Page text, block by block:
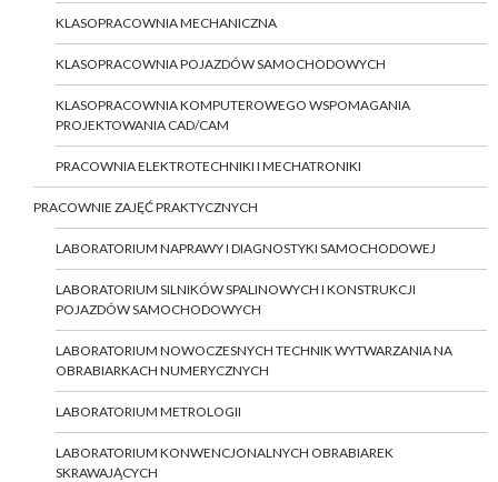
KLASOPRACOWNIA MECHANICZNA
KLASOPRACOWNIA POJAZDÓW SAMOCHODOWYCH
KLASOPRACOWNIA KOMPUTEROWEGO WSPOMAGANIA
PROJEKTOWANIA CAD/CAM
PRACOWNIA ELEKTROTECHNIKI I MECHATRONIKI
PRACOWNIE ZAJĘĆ PRAKTYCZNYCH
LABORATORIUM NAPRAWY I DIAGNOSTYKI SAMOCHODOWEJ
LABORATORIUM SILNIKÓW SPALINOWYCH I KONSTRUKCJI
POJAZDÓW SAMOCHODOWYCH
LABORATORIUM NOWOCZESNYCH TECHNIK WYTWARZANIA NA
OBRABIARKACH NUMERYCZNYCH
LABORATORIUM METROLOGII
LABORATORIUM KONWENCJONALNYCH OBRABIAREK
SKRAWAJĄCYCH